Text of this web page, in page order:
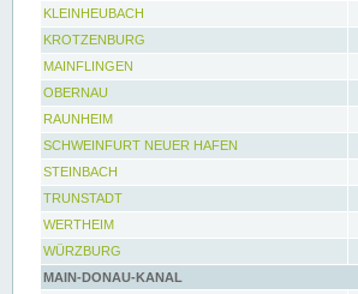
KLEINHEUBACH
KROTZENBURG
MAINFLINGEN
OBERNAU
RAUNHEIM
SCHWEINFURT NEUER HAFEN
STEINBACH
TRUNSTADT
WERTHEIM
WÜRZBURG
MAIN-DONAU-KANAL